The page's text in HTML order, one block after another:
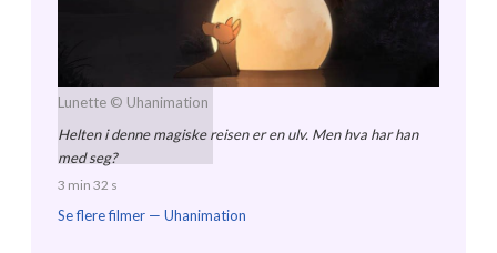
Lunette © Uhanimation
Helten i denne magiske reisen er en ulv. Men hva har han
med seg?
3 min 32 s
Se flere filmer — Uhanimation